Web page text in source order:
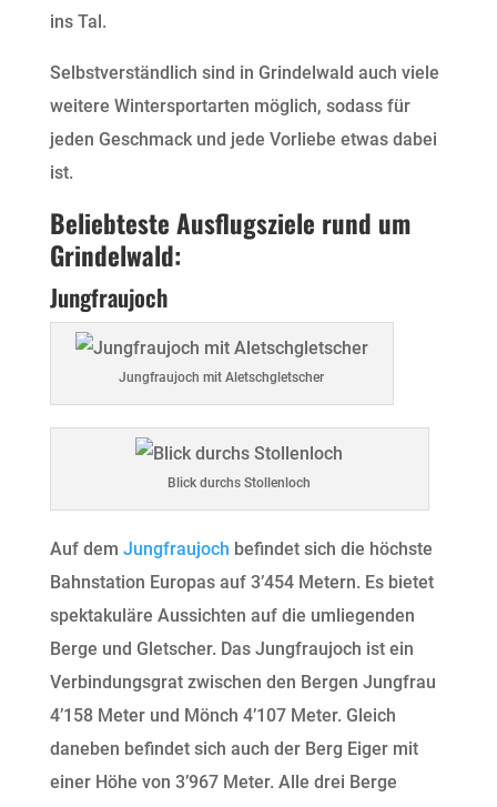
ins Tal.
Selbstverständlich sind in Grindelwald auch viele
weitere Wintersportarten möglich, sodass für
jeden Geschmack und jede Vorliebe etwas dabei
ist.
Beliebteste Ausflugsziele rund um
Grindelwald:
Jungfraujoch
Jungfraujoch mit Aletschgletscher
Blick durchs Stollenloch
Auf dem Jungfraujoch befindet sich die höchste
Bahnstation Europas auf 3’454 Metern. Es bietet
spektakuläre Aussichten auf die umliegenden
Berge und Gletscher. Das Jungfraujoch ist ein
Verbindungsgrat zwischen den Bergen Jungfrau
4’158 Meter und Mönch 4’107 Meter. Gleich
daneben befindet sich auch der Berg Eiger mit
einer Höhe von 3’967 Meter. Alle drei Berge